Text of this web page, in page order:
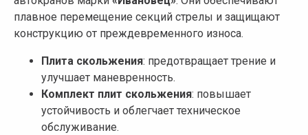
плавное перемещение секций стрелы и защищают
конструкцию от преждевременного износа.
Плита скольжения: предотвращает трение и
улучшает маневренность.
Комплект плит скольжения: повышает
устойчивость и облегчает техническое
обслуживание.